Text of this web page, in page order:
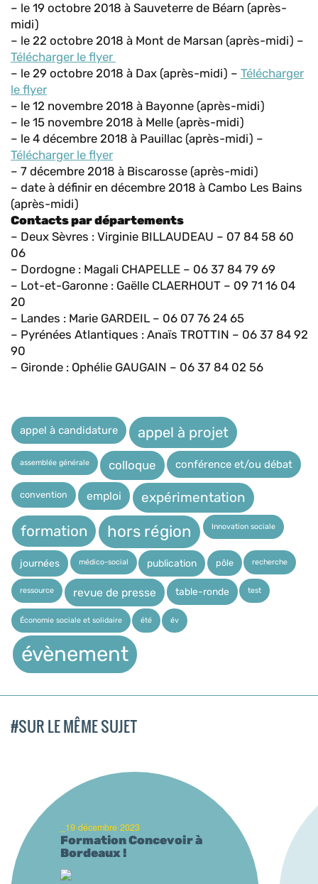
– le 19 octobre 2018 à Sauveterre de Béarn (après-
midi)
– le 22 octobre 2018 à Mont de Marsan (après-midi) –
Télécharger le flyer
– le 29 octobre 2018 à Dax (après-midi) – Télécharger
le flyer
– le 12 novembre 2018 à Bayonne (après-midi)
– le 15 novembre 2018 à Melle (après-midi)
– le 4 décembre 2018 à Pauillac (après-midi) –
Télécharger le flyer
– 7 décembre 2018 à Biscarosse (après-midi)
– date à définir en décembre 2018 à Cambo Les Bains
(après-midi)
Contacts par départements
– Deux Sèvres : Virginie BILLAUDEAU – 07 84 58 60
06
– Dordogne : Magali CHAPELLE – 06 37 84 79 69
– Lot-et-Garonne : Gaëlle CLAERHOUT – 09 71 16 04
20
– Landes : Marie GARDEIL – 06 07 76 24 65
– Pyrénées Atlantiques : Anaïs TROTTIN – 06 37 84 92
90
– Gironde : Ophélie GAUGAIN – 06 37 84 02 56
appel à candidature appel à projet
assemblée générale colloque conférence et/ou débat
convention emploi expérimentation
formation hors région Innovation sociale
journées médico-social publication pôle recherche
ressource revue de presse table-ronde test
Économie sociale et solidaire été év
évènement
#SUR LE MÊME SUJET
_19 décembre 2023
Formation Concevoir à
Bordeaux !